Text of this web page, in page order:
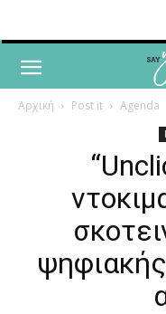
Αρχική Post it Agenda